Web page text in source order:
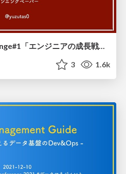
Engineer Career Lounge#1「エンジニアの成長戦略を考える」 #ECLounge カンニングペーパー / 20211217
3 1.6k